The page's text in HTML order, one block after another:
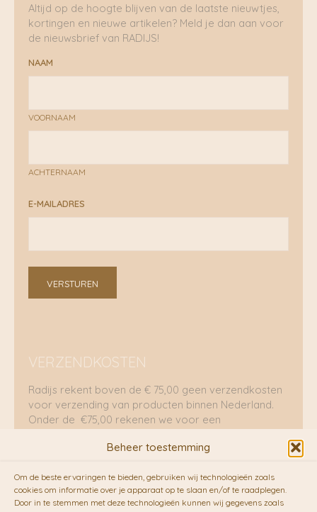
Beheer toestemming
Om de beste ervaringen te bieden, gebruiken wij technologieën zoals
cookies om informatie over je apparaat op te slaan en/of te raadplegen.
Door in te stemmen met deze technologieën kunnen wij gegevens zoals
Altijd op de hoogte blijven van de laatste nieuwtjes,
kortingen en nieuwe artikelen? Meld je dan aan voor
de nieuwsbrief van RADIJS!
NAAM
VOORNAAM
ACHTERNAAM
E-MAILADRES
VERSTUREN
VERZENDKOSTEN
Radijs rekent boven de € 75,00 geen verzendkosten
voor verzending van producten binnen Nederland.
Onder de €75,00 rekenen we voor een
RADIJS werkt samen met de duurzame bezorgdienst
vanFietskoeriers.nl. Pakketten (mits voorradig) voor